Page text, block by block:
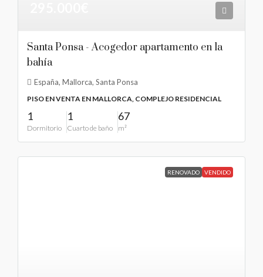
Santa Ponsa - Acogedor apartamento en la
bahía
España, Mallorca, Santa Ponsa
PISO EN VENTA EN MALLORCA, COMPLEJO RESIDENCIAL
1
Dormitorio
1
Cuarto de baño
67
m²
RENOVADO VENDIDO